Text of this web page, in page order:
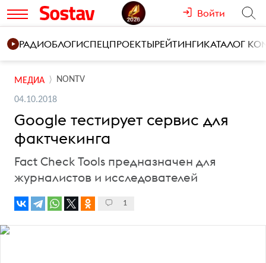
Войти
РАДИОБЛОГИСПЕЦПРОЕКТЫРЕЙТИНГИКАТАЛОГ
МЕДИА NONTV
04.10.2018
Google тестирует сервис для
фактчекинга
Fact Check Tools предназначен для
журналистов и исследователей
1